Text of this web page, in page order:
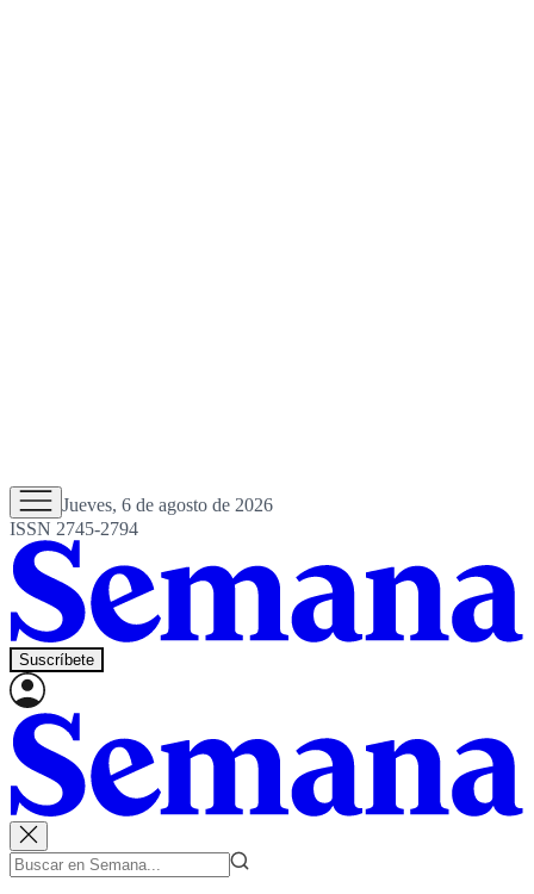
Jueves, 6 de agosto de 2026
ISSN 2745-2794
Suscríbete